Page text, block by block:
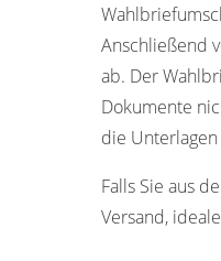
Anschließend
ab. Der
Dokumente
die
Falls Sie aus
Versand,